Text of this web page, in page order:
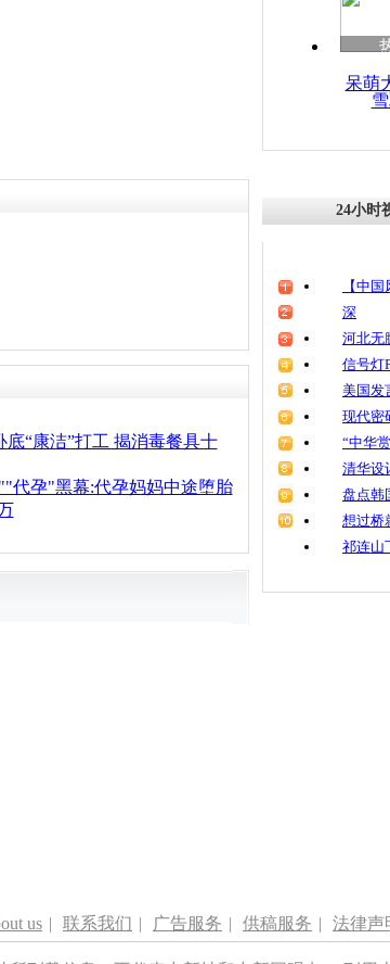
呆萌
底“康洁”打工 揭消毒餐具十
代孕"黑幕:代孕妈妈中途堕胎
24小时
【中
深
河北无
信号灯
美国发
现代密
“中华
清华设
盘点韩
想过桥
祁连山
us | 联系我们 | 广告服务 | 供稿服务 | 法律声